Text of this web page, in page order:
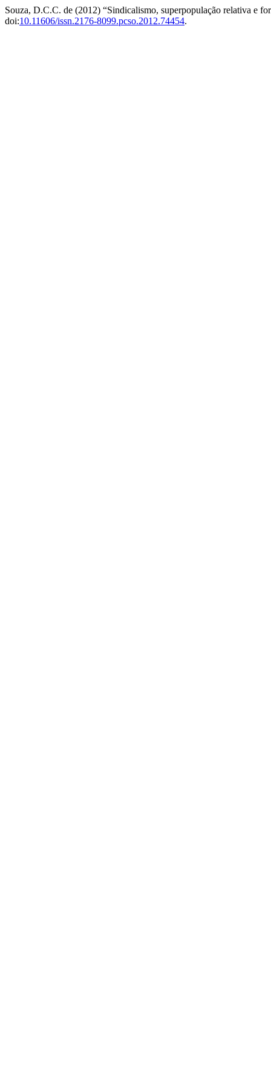
Souza, D.C.C. de (2012) “Sindicalismo, superpopulação relativa e
doi:10.11606/issn.2176-8099.pcso.2012.74454.